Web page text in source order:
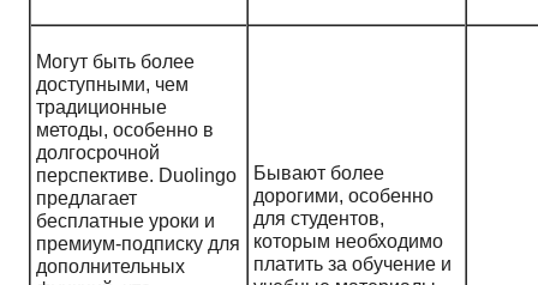
Могут быть более
доступными, чем
традиционные
методы, особенно в
долгосрочной
перспективе. Duolingo
предлагает
бесплатные уроки и
премиум-подписку для
дополнительных
Бывают более
дорогими, особенно
для студентов,
которым необходимо
платить за обучение и